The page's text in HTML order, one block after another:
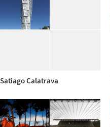
Satiago Calatrava